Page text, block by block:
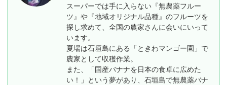
スーパーでは手に入らない『無農薬フルー
ツ』や『地域オリジナル品種』のフルーツを
探し求めて、全国の農家さんに会いにいって
います。
夏場は石垣島にある「ときわマンゴー園」で
農家として収穫作業。
また、「国産バナナを日本の食卓に広めた
い！」という夢があり、石垣島で無農薬バナ